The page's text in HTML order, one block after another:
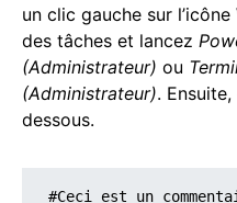
un clic gauche sur
des tâches et lancez
(Administrateur) ou
(Administrateur).
dessous.
#Ceci est un